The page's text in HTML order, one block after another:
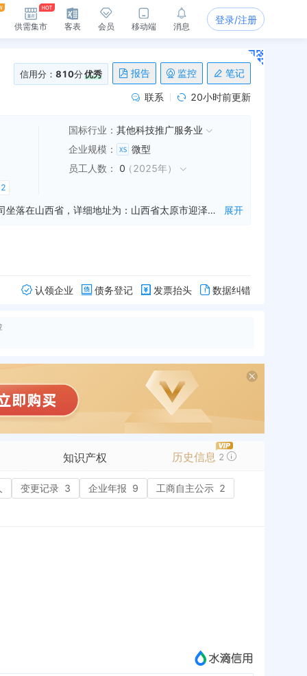
供需集市 客表 会员 移动端 消息
登录/注册
信用分： 810分优秀 报告 监控 笔记
联系 20小时前更新
2
国标行业： 其他科技推广服务业
企业规模 ：
微型
员工人数 ： 0（2025年）
山西富利鑫电力科技有限公司是一家从事新能源技术开发,技术咨询,电力工程等业务的公司，成立于2017年04月14日，公司坐落在山西省，详细地址为：山西省太原市迎泽区新建南路129号1幢1层102号;经国家企业信用信息公示系统查询得知，山西富利鑫电力科技有限公司的信用代码/税号为91140100MA0HDT9Q2H，法人是张利，注册资本为500.000000万人民币，企业的经营范围为:新能源技术开发、技术咨询；电力工程；电力科技技术开发；节能环保设备、电力设备的安装、检修及维护；计算机网络工程；安防工程；普通机械设备、计算机软硬件的销售。（依法须经批准的项目，经相关部门批准后方可开展经营活动） 展开
认领企业 债务登记 发票抬头 数据纠错
知识产权 历史信息 2
商标信息
成为vip查看
变更记录 3 企业年报 9 工商自主公示 2